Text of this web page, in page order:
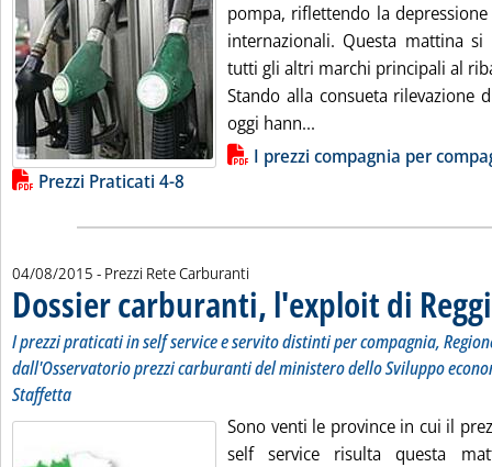
pompa, riflettendo la
internazionali. Questa mattina
tutti gli altri marchi principali al
Stando alla consueta rilevazione
oggi hann...
Lista allegati PDF alla notiziaI prezzi compagnia per
Prezzi Praticati 4-8
04/08/2015 - Prezzi Rete Carburanti
Dossier carburanti, l'exploit di
I prezzi praticati in self service e servito distinti per compagnia,
dall'Osservatorio prezzi carburanti del ministero dello Sviluppo
Staffetta
Sono venti le province in cui il
self service risulta questa